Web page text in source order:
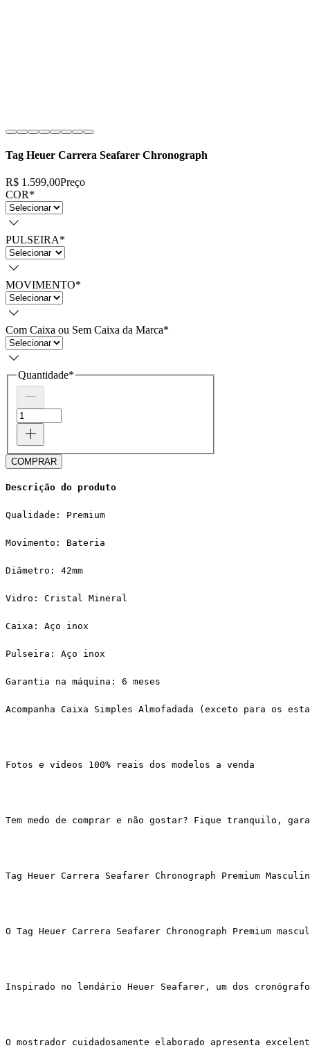
Tag Heuer Carrera Seafarer Chronograph
R$ 1.599,00Preço
COR*
PULSEIRA*
MOVIMENTO*
Com Caixa ou Sem Caixa da Marca*
Quantidade*
COMPRAR
Descrição do produto
Qualidade: Premium
Movimento: Bateria
Diâmetro: 42mm
Vidro: Cristal Mineral
Caixa: Aço inox
Pulseira: Aço inox
Garantia na máquina: 6 meses
Acompanha Caixa Simples Almofadada (exceto para os
Fotos e vídeos 100% reais dos modelos a venda
Tem medo de comprar e não gostar? Fique tranquilo,
Tag Heuer Carrera Seafarer Chronograph Premium
O Tag Heuer Carrera Seafarer Chronograph Premium
Inspirado no lendário Heuer Seafarer, um dos
O mostrador cuidadosamente elaborado apresenta